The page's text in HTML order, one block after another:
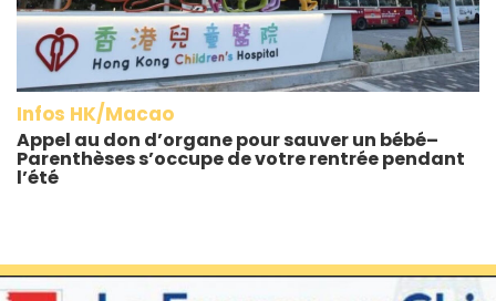
Infos HK/Macao
Appel au don d’organe pour sauver un bébé–
Parenthèses s’occupe de votre rentrée pendant
l’été